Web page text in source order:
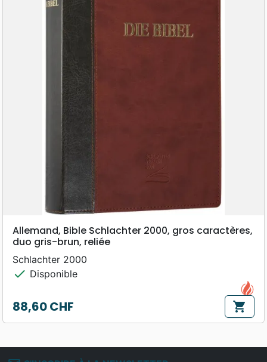
Allemand, Bible Schlachter 2000, gros caractères,
duo gris-brun, reliée
Schlachter 2000
check Disponible
Prix
88,60 CHF shopping_cart